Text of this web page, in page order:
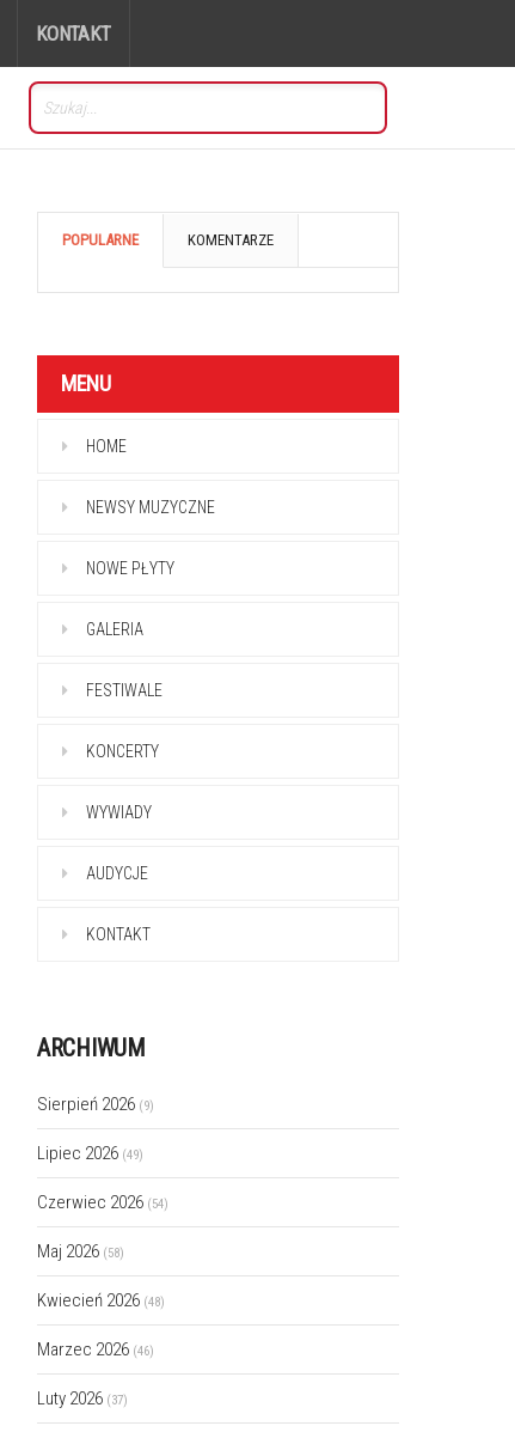
KONTAKT
POPULARNE KOMENTARZE
MENU
HOME
NEWSY MUZYCZNE
NOWE PŁYTY
GALERIA
FESTIWALE
KONCERTY
WYWIADY
AUDYCJE
KONTAKT
ARCHIWUM
Sierpień 2026 (9)
Lipiec 2026 (49)
Czerwiec 2026 (54)
Maj 2026 (58)
Kwiecień 2026 (48)
Marzec 2026 (46)
Luty 2026 (37)